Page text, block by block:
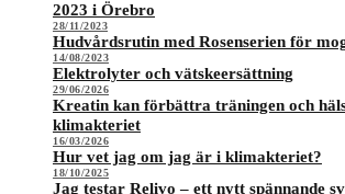
2023 i Örebro
28/11/2023
Hudvårdsrutin med Rosenserien för
14/08/2023
Elektrolyter och vätskeersättning
29/06/2026
Kreatin kan förbättra träningen och
klimakteriet
16/03/2026
Hur vet jag om jag är i klimakteriet?
18/10/2025
Jag testar Relivo – ett nytt spännande